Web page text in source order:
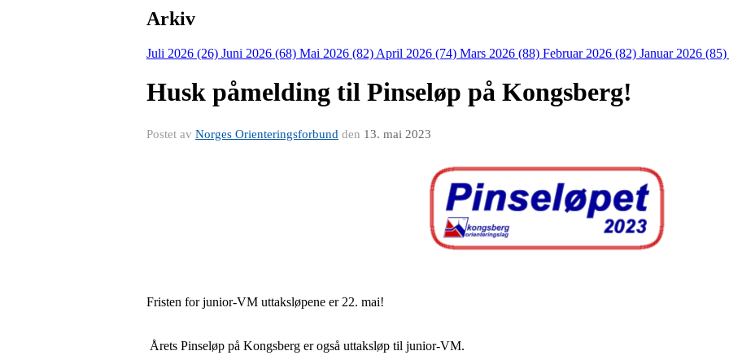
Arkiv
Juli 2026 (26) Juni 2026 (68) Mai 2026 (82) April 2026 (74) Mars 2026 (88) Februar 2026 (82) Januar 2026 (85)
Husk påmelding til Pinseløp på Kongsberg!
Postet av Norges Orienteringsforbund den 13. mai 2023
Fristen for junior-VM uttaksløpene er 22. mai!
Årets Pinseløp på Kongsberg er også uttaksløp til junior-VM.